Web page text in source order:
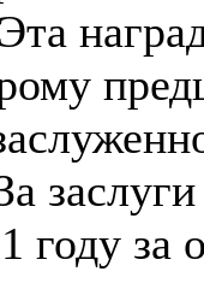
году за